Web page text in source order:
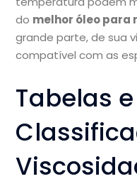
do melhor óleo para
grande parte, de sua
compatível com as
Tabelas e